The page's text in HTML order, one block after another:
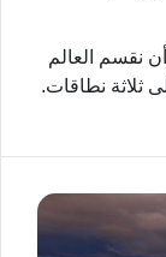
نقسم العالم
ثلاثة نطاقات.